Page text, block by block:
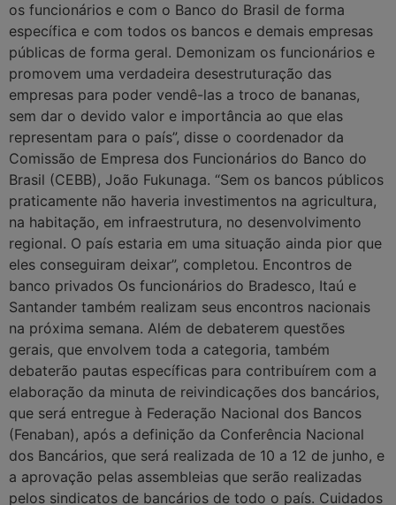
os funcionários e com o Banco do Brasil de forma
específica e com todos os bancos e demais empresas
públicas de forma geral. Demonizam os funcionários e
promovem uma verdadeira desestruturação das
empresas para poder vendê-las a troco de bananas,
sem dar o devido valor e importância ao que elas
representam para o país”, disse o coordenador da
Comissão de Empresa dos Funcionários do Banco do
Brasil (CEBB), João Fukunaga. “Sem os bancos públicos
praticamente não haveria investimentos na agricultura,
na habitação, em infraestrutura, no desenvolvimento
regional. O país estaria em uma situação ainda pior que
eles conseguiram deixar”, completou. Encontros de
banco privados Os funcionários do Bradesco, Itaú e
Santander também realizam seus encontros nacionais
na próxima semana. Além de debaterem questões
gerais, que envolvem toda a categoria, também
debaterão pautas específicas para contribuírem com a
elaboração da minuta de reivindicações dos bancários,
que será entregue à Federação Nacional dos Bancos
(Fenaban), após a definição da Conferência Nacional
dos Bancários, que será realizada de 10 a 12 de junho, e
a aprovação pelas assembleias que serão realizadas
pelos sindicatos de bancários de todo o país. Cuidados